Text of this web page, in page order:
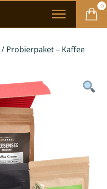
0
/ Probierpaket – Kaffee